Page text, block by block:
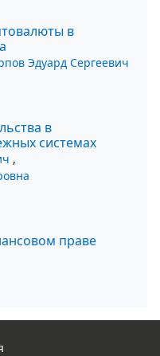
в
Эдуард Сергеевич
в
системах
,
праве